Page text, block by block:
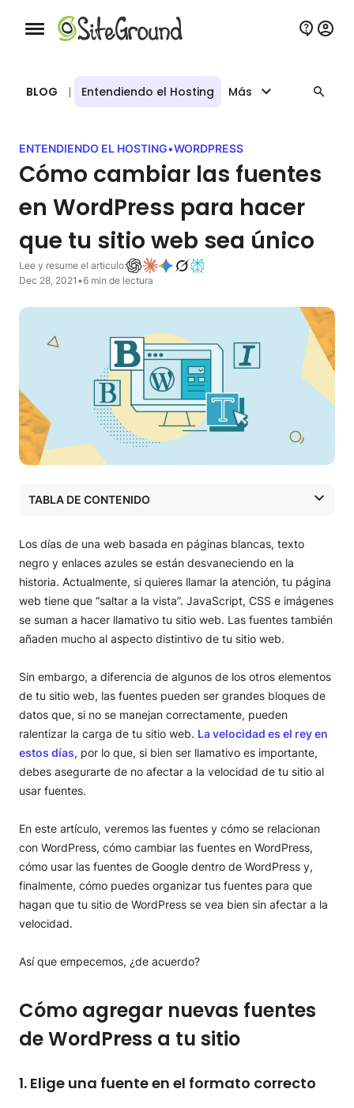
Botón de navegación móvil
BLOG | Entendiendo el Hosting Más
ENTENDIENDO EL HOSTING•WORDPRESS
Cómo cambiar las fuentes
en WordPress para hacer
que tu sitio web sea único
Lee y resume el articulo:
Dec 28, 2021 •6 min de lectura
TABLA DE CONTENIDO
Cómo cambiar las fuentes en el Personalizador de temas
Bonus: cómo evitar que las fuentes ralenticen tu sitio
Conclusion
Los días de una web basada en páginas blancas, texto
negro y enlaces azules se están desvaneciendo en la
historia. Actualmente, si quieres llamar la atención, tu página
web tiene que “saltar a la vista”. JavaScript, CSS e imágenes
se suman a hacer llamativo tu sitio web. Las fuentes también
añaden mucho al aspecto distintivo de tu sitio web.
Sin embargo, a diferencia de algunos de los otros elementos
de tu sitio web, las fuentes pueden ser grandes bloques de
datos que, si no se manejan correctamente, pueden
ralentizar la carga de tu sitio web. La velocidad es el rey en
estos días, por lo que, si bien ser llamativo es importante,
debes asegurarte de no afectar a la velocidad de tu sitio al
usar fuentes.
En este artículo, veremos las fuentes y cómo se relacionan
con WordPress, cómo cambiar las fuentes en WordPress,
cómo usar las fuentes de Google dentro de WordPress y,
finalmente, cómo puedes organizar tus fuentes para que
hagan que tu sitio de WordPress se vea bien sin afectar a la
velocidad.
Así que empecemos, ¿de acuerdo?
Cómo agregar nuevas fuentes
de WordPress a tu sitio
1. Elige una fuente en el formato correcto